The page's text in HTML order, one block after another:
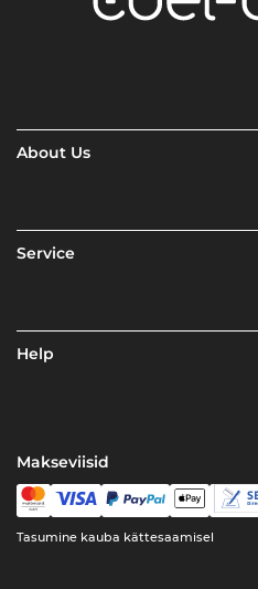
About Us
Service
Help
Makseviisid
Tasumine kauba kättesaamisel